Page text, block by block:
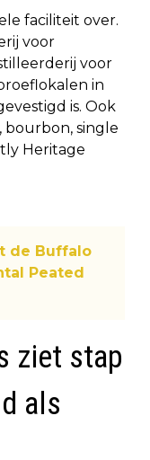
faciliteit over.
voor
voor
in
is. Ook
bourbon, single
Heritage
de Buffalo
Peated
ziet stap
als